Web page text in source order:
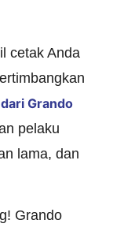
cetak Anda
Grando
pelaku
lama, dan
Grando